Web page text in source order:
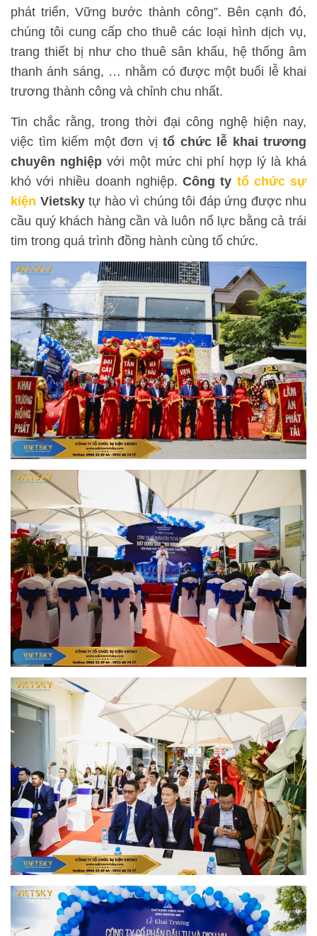
phát triển, Vững bước thành công”. Bên cạnh đó,
chúng tôi cung cấp cho thuê các loại hình dịch vụ,
trang thiết bị như cho thuê sân khấu, hệ thống âm
thanh ánh sáng, … nhằm có được một buổi lễ khai
trương thành công và chỉnh chu nhất.
Tin chắc rằng, trong thời đại công nghệ hiện nay,
việc tìm kiếm một đơn vị tổ chức lễ khai trương
chuyên nghiệpvới một mức chi phí hợp lý là khá
khó với nhiều doanh nghiệp.Công ty tổ chức sự
kiện Vietskytự hào vì chúng tôi đáp ứng được nhu
cầu quý khách hàng cần và luôn nổ lực bằng cả trái
tim trong quá trình đồng hành cùng tổ chức.